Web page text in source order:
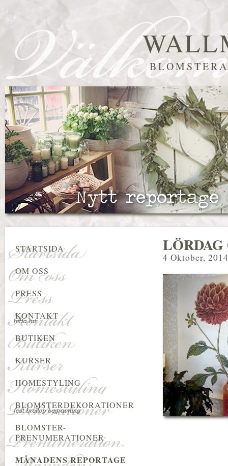
LÖRDAG
4 Oktober, 2014
STARTSIDA
OM OSS
PRESS
KONTAKT
BUTIKEN
KURSER
HOMESTYLING
BLOMSTERDEKORATIONER
BLOMSTER-
PRENUMERATIONER
MÅNADENS REPORTAGE